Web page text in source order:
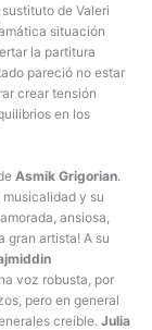
, sustituto de Valeri
situación
la partitura
pareció no estar
crear tensión
en los
Asmik Grigorian.
y su
ansiosa,
gran artista! A su
voz robusta, por
pero en general
creíble. Julia